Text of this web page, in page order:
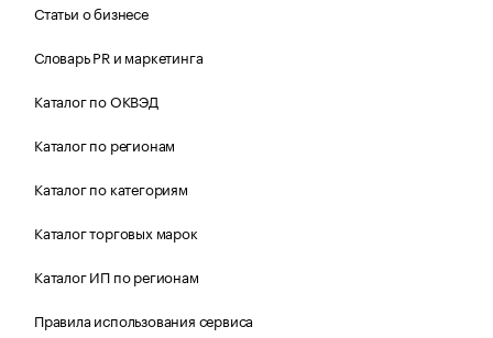
Статьи о бизнесе
Словарь PR и маркетинга
Каталог по ОКВЭД
Каталог по регионам
Каталог по категориям
Каталог торговых марок
Каталог ИП по регионам
Правила использования сервиса